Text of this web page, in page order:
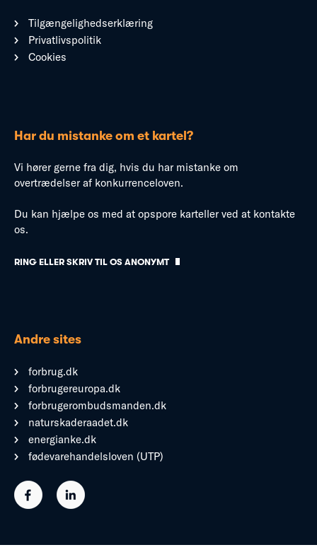
Tilgængelighedserklæring
Privatlivspolitik
Cookies
Har du mistanke om et kartel?
Vi hører gerne fra dig, hvis du har mistanke om
overtrædelser af konkurrenceloven.
Du kan hjælpe os med at opspore karteller ved at kontakte
os.
RING ELLER SKRIV TIL OS ANONYMT
Andre sites
forbrug.dk
forbrugereuropa.dk
forbrugerombudsmanden.dk
naturskaderaadet.dk
energianke.dk
fødevarehandelsloven (UTP)